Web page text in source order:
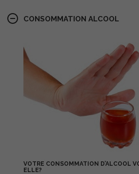
CONSOMMATION ALCOOL
VOTRE CONSOMMATION D’ALCOOL
ELLE?